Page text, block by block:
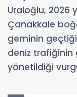
Uraloğlu, 2026
Çanakkale
geminin
deniz trafiğinin
yönetildiği